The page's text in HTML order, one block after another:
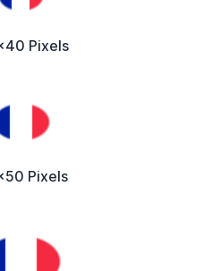
Pixels
Pixels